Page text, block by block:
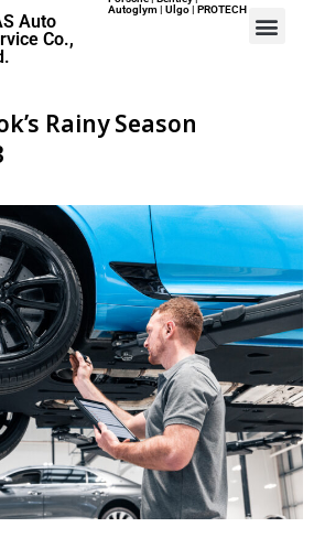
Events
Contact
About Us
ปอร์เช่ เอเอเอสฯ พลิกแนวคิด
After Sale สู่ Porsche Ownership
Auto
Co.,
Autoglym | Ulgo | PROTECH
Rainy Season